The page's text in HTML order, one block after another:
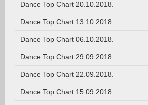
Dance Top Chart 20.10.2018.
Dance Top Chart 13.10.2018.
Dance Top Chart 06.10.2018.
Dance Top Chart 29.09.2018.
Dance Top Chart 22.09.2018.
Dance Top Chart 15.09.2018.